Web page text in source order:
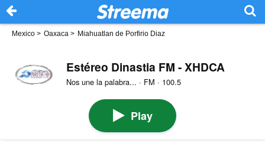
Mexico > Oaxaca > Miahuatlan de Porfirio Diaz
Estéreo Dinastia FM - XHDCA
Nos une la palabra... · FM · 100.5
Play